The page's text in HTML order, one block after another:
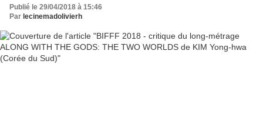
Publié le 29/04/2018 à 15:46
Par lecinemadolivierh